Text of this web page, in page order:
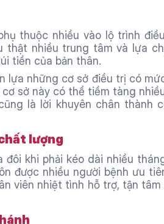
thuộc nhiều vào lộ trình
thật nhiều trung tâm và lựa
tiền của bản thân.
lựa những cơ sở điều trị có
sở này có thể tiềm tàng
là lời khuyên chân thành
lượng
khi phải kéo dài nhiều
được nhiều người bệnh ưu
viên nhiệt tình hỗ trợ, tận tâm